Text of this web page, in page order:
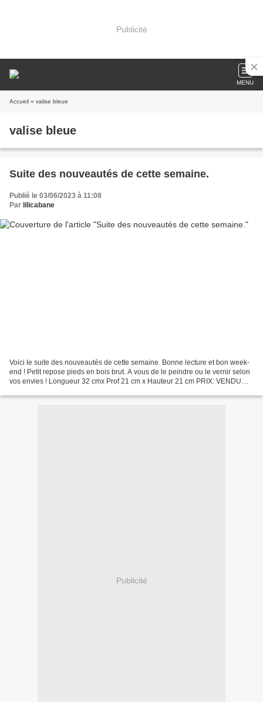
Publicité
MENU
Accueil » valise bleue
valise bleue
Suite des nouveautés de cette semaine.
Publié le 03/06/2023 à 11:08
Par lilicabane
Voici le suite des nouveautés de cette semaine. Bonne lecture et bon week-
end ! Petit repose pieds en bois brut. A vous de le peindre ou le vernir selon
vos envies ! Longueur 32 cmx Prof 21 cm x Hauteur 21 cm PRIX: VENDU
Publicité